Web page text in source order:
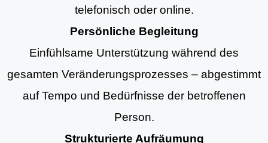
telefonisch oder online.
Persönliche Begleitung
Einfühlsame Unterstützung während des
gesamten Veränderungsprozesses – abgestimmt
auf Tempo und Bedürfnisse der betroffenen
Person.
Strukturierte Aufräumung